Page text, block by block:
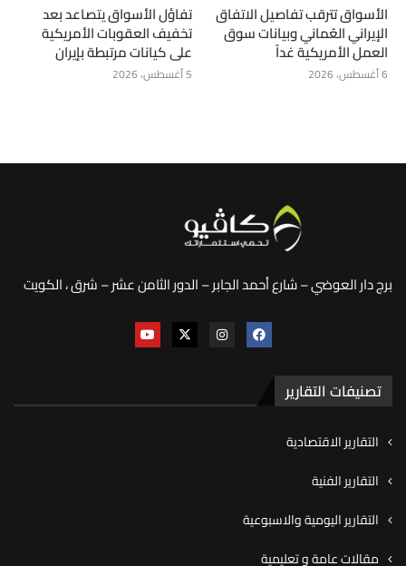
الأسواق تترقب تفاصيل الاتفاق
الإيراني العُماني وبيانات سوق
العمل الأمريكية غداً
6 أغسطس، 2026
تفاؤل الأسواق يتصاعد بعد
تخفيف العقوبات الأمريكية
على كيانات مرتبطة بإيران
5 أغسطس، 2026
برج دار العوضي – شارع أحمد الجابر – الدور الثامن عشر – شرق ، الكويت
تصنيفات التقارير
التقارير الاقتصادية
التقارير الفنية
التقارير اليومية والاسبوعية
مقالات عامة و تعليمية